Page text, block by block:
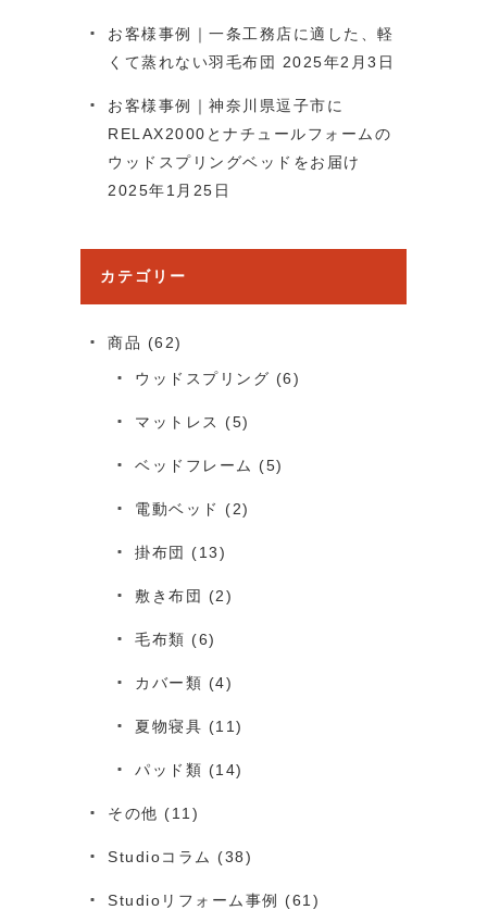
お客様事例｜一条工務店に適した、軽
くて蒸れない羽毛布団
2025年2月3日
お客様事例｜神奈川県逗子市に
RELAX2000とナチュールフォームの
ウッドスプリングベッドをお届け
2025年1月25日
カテゴリー
商品 (62)
ウッドスプリング (6)
マットレス (5)
ベッドフレーム (5)
電動ベッド (2)
掛布団 (13)
敷き布団 (2)
毛布類 (6)
カバー類 (4)
夏物寝具 (11)
パッド類 (14)
その他 (11)
Studioコラム (38)
Studioリフォーム事例 (61)